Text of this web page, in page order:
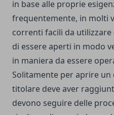
in base alle proprie
frequentemente, in molti
correnti facili da
di essere aperti in modo
in maniera da essere
Solitamente peraprire un
titolare deve aver
devono seguire delle